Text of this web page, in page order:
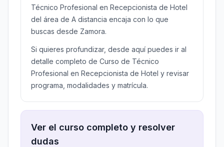
Técnico Profesional en Recepcionista de Hotel
del área de A distancia encaja con lo que
buscas desde Zamora.
Si quieres profundizar, desde aquí puedes ir al
detalle completo de Curso de Técnico
Profesional en Recepcionista de Hotel y revisar
programa, modalidades y matrícula.
Ver el curso completo y resolver
dudas